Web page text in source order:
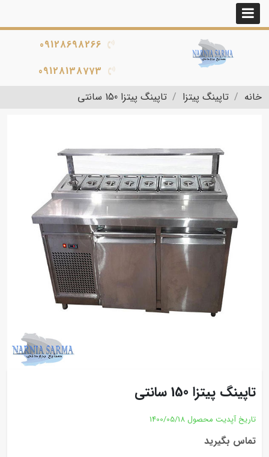
09128698266
09128138773
خانه
تاپینگ پیتزا تاپینگ پیتزا 150 سانتی
تاپینگ پیتزا 150 سانتی
تاریخ آپدیت محصول 1400/05/18
تماس بگیرید